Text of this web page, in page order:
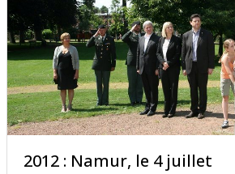
2012 : Namur, le 4 juillet